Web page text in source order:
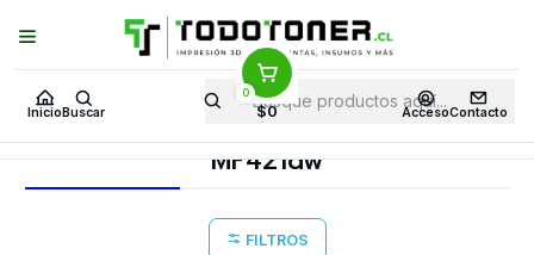
Inicio Buscar
0
$0 AccesoContacto
Puedes Elegir: Comprar enTienda· Despachoa Todo Chile · Retiro en
Tienda en24 Horas
Inicio Toner y tambor Toner Alternativo CANON
Equipos CANON
MF421dw
FILTROS